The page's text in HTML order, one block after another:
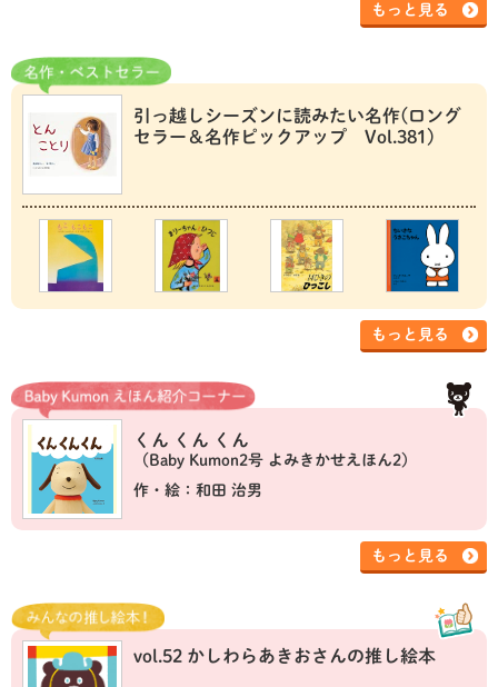
もっと見る
引っ越しシーズンに読みたい名作(ロング
セラー＆名作ピックアップ Vol.381)
もっと見る
くん くん くん
（Baby Kumon2号 よみきかせえほん2）
作・絵：和田 治男
もっと見る
vol.52 かしわらあきおさんの推し絵本